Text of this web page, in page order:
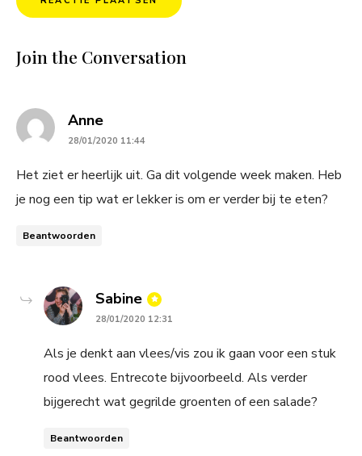
Join the Conversation
Annesays:
28/01/2020 11:44
Het ziet er heerlijk uit. Ga dit volgende week maken. Heb
je nog een tip wat er lekker is om er verder bij te eten?
Beantwoorden
Sabine says:
28/01/2020 12:31
Als je denkt aan vlees/vis zou ik gaan voor een stuk
rood vlees. Entrecote bijvoorbeeld. Als verder
bijgerecht wat gegrilde groenten of een salade?
Beantwoorden